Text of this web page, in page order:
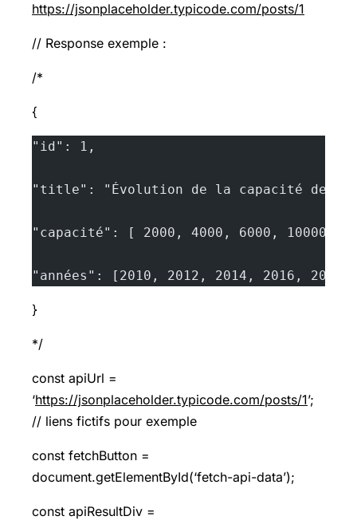
https://jsonplaceholder.typicode.com/posts/1
// Response exemple :
/*
{
"id": 1,
"title": "Évolution de la capacité des
"capacité": [ 2000, 4000, 6000, 10000,
"années": [2010, 2012, 2014, 2016, 2018,
}
*/
const apiUrl =
‘https://jsonplaceholder.typicode.com/posts/1’;
// liens fictifs pour exemple
const fetchButton =
document.getElementById(‘fetch-api-data’);
const apiResultDiv =